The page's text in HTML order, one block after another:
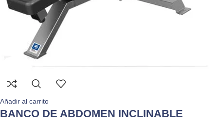
Añadir al carrito
BANCO DE ABDOMEN INCLINABLE